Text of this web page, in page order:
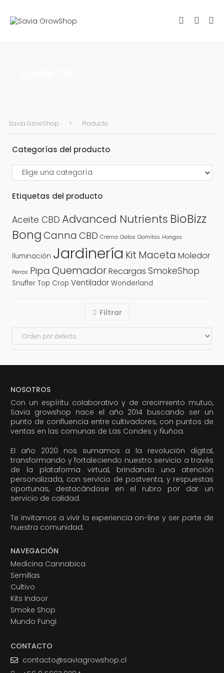
Savia GrowShop Producto
Categorías del producto
Etiquetas del producto
Aceite CBD Advanced Nutrients BioBizz
BongCanna CBD Crema Gatos Gomitas Hongos
Iluminación Jardinería Kit Maceta Moledor
Perros Pipa QuemadorRecargas SmokeShop
Snuffer Top Crop Ventilador Wonderland
Filtrar
NOSOTROS
Con un espíritu colaborativo y de crecimiento mutuo,
Savia growshop nace el año 2014 buscando ser un
punto de confluencia entre cultivadores, con puntos de
ventas en las comunas de Las Condes y Ñuñoa.
El año 2020 nos sumamos a la revolución digital,
transformando y fortaleciendo nuestro servicio a través
de la plataforma virtual, brindando una atención
personalizada, con servicio de postventa, y respuestas
oportunas, destacándose en el rubro por dar un
servicio de calidad.
Te invitamos a vivir la experiencia on-line y ser parte de
nuestra comunidad.
NAVEGACIÓN
Medicina Cannabica
Semillas
Cultivo
Kits Indoor
Smoke Shop
Mundo Fungi
CONTACTO
contacto@saviagrowshop.cl